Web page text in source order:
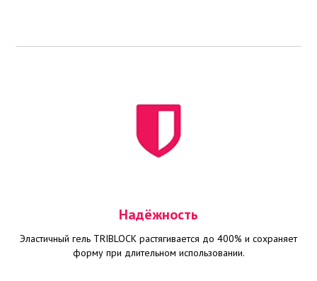
Надёжность
Эластичный гель TRIBLOCK растягивается до 400% и сохраняет
форму при длительном использовании.